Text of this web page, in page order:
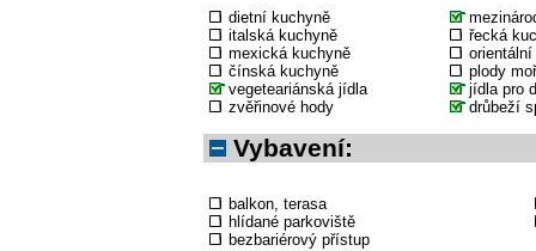
dietní kuchyně
italská kuchyně
řecká
mexická kuchyně
čínská kuchyně
plody
vegeteariánská jídla
jídla pro
zvěřinové hody
drůbeží
Vybavení:
balkon, terasa
hlídané parkoviště
bezbariérový přístup